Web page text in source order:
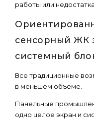
работы или
сенсорный ЖК
системный
Все традиционные
в меньшем объеме.
Панельные
одно целое экран и